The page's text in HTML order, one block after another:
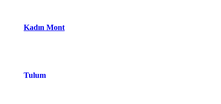
Kadın Mont
Tulum